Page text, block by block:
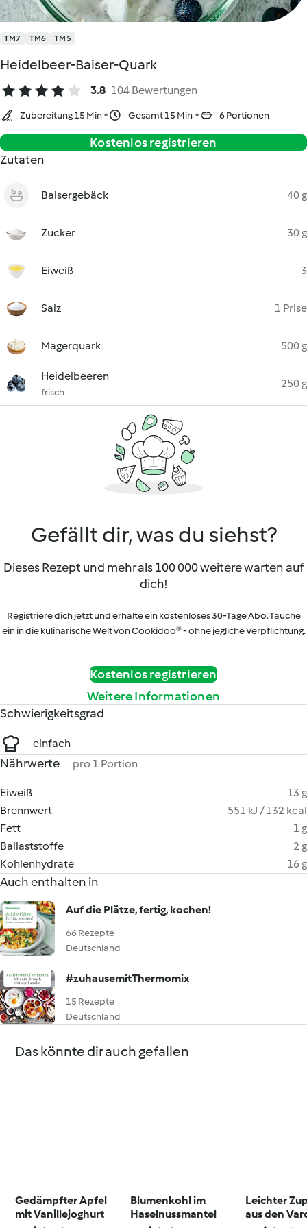
TM7 TM6 TM5
Heidelbeer-Baiser-Quark
3.8 104 Bewertungen
Zubereitung 15 Min Gesamt 15 Min 6 Portionen
Kostenlos registrieren
Zutaten
Baisergebäck 40 g
Zucker 30 g
Eiweiß 3
Salz 1 Prise
Magerquark 500 g
Heidelbeeren
frisch
250 g
Gefällt dir, was du siehst?
Dieses Rezept und mehr als 100 000 weitere warten auf
dich!
Registriere dich jetzt und erhalte ein kostenloses 30-Tage Abo. Tauche
ein in die kulinarische Welt von Cookidoo® - ohne jegliche Verpflichtung.
Kostenlos registrieren
Weitere Informationen
Schwierigkeitsgrad
einfach
Nährwerte pro 1 Portion
Eiweiß
13 g
Brennwert
551 kJ / 132 kcal
Fett
1 g
Ballaststoffe
2 g
Kohlenhydrate
16 g
Auch enthalten in
Auf die Plätze, fertig, kochen!
66 Rezepte
Deutschland
#zuhausemitThermomix
15 Rezepte
Deutschland
Das könnte dir auch gefallen
Gedämpfter Apfel
mit Vanillejoghurt
Blumenkohl im
Haselnussmantel
Leichter
aus den